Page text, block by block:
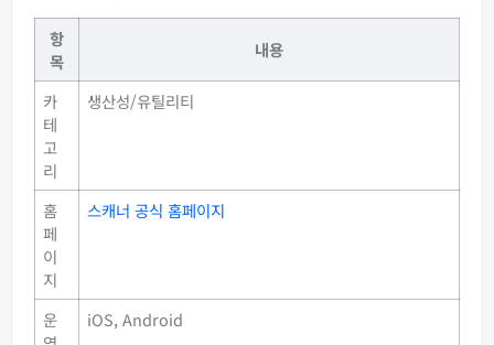
항
목
내용
카
테
고
리
생산성/유틸리티
홈
페
이
지
스캐너 공식 홈페이지
운
iOS, Android